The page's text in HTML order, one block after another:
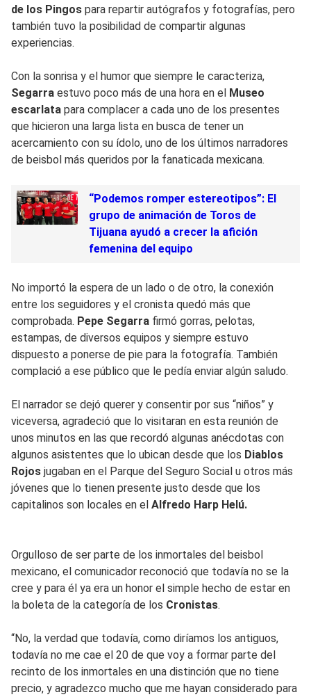
de los Pingos para repartir autógrafos y fotografías, pero
también tuvo la posibilidad de compartir algunas
experiencias.
Con la sonrisa y el humor que siempre le caracteriza,
Segarra estuvo poco más de una hora en el Museo
escarlata para complacer a cada uno de los presentes
que hicieron una larga lista en busca de tener un
acercamiento con su ídolo, uno de los últimos narradores
de beisbol más queridos por la fanaticada mexicana.
“Podemos romper estereotipos”: El
grupo de animación de Toros de
Tijuana ayudó a crecer la afición
femenina del equipo
No importó la espera de un lado o de otro, la conexión
entre los seguidores y el cronista quedó más que
comprobada. Pepe Segarra firmó gorras, pelotas,
estampas, de diversos equipos y siempre estuvo
dispuesto a ponerse de pie para la fotografía. También
complació a ese público que le pedía enviar algún saludo.
El narrador se dejó querer y consentir por sus “niños” y
viceversa, agradeció que lo visitaran en esta reunión de
unos minutos en las que recordó algunas anécdotas con
algunos asistentes que lo ubican desde que los Diablos
Rojos jugaban en el Parque del Seguro Social u otros más
jóvenes que lo tienen presente justo desde que los
capitalinos son locales en el Alfredo Harp Helú.
Orgulloso de ser parte de los inmortales del beisbol
mexicano, el comunicador reconoció que todavía no se la
cree y para él ya era un honor el simple hecho de estar en
la boleta de la categoría de los Cronistas.
“No, la verdad que todavía, como diríamos los antiguos,
todavía no me cae el 20 de que voy a formar parte del
recinto de los inmortales en una distinción que no tiene
precio, y agradezco mucho que me hayan considerado para